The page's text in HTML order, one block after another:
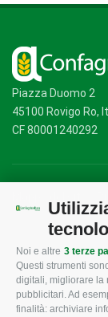
Noi e altre 3 terze
Questi strumenti
digitali, migliorare la
pubblicitari. Ad
finalità: archiviare
Piazza Duomo 2
45100 Rovigo Ro,
CF 80001240292
ROVIGO
L'Associazione